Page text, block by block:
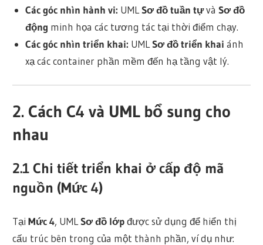
Các góc nhìn hành vi: UMLSơ đồ tuần tựvà Sơ đồ
động minh họa các tương tác tại thời điểm chạy.
Các góc nhìn triển khai: UMLSơ đồ triển khai ánh
xạ các container phần mềm đến hạ tầng vật lý.
2. Cách C4 và UML bổ sung cho
nhau
2.1 Chi tiết triển khai ở cấp độ mã
nguồn (Mức 4)
TạiMức 4, UMLSơ đồ lớpđược sử dụng để hiển thị
cấu trúc bên trong của một thành phần, ví dụ như: